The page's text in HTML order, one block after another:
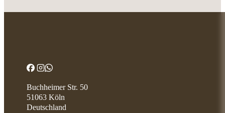
Buchheimer Str. 50
51063 Köln
Deutschland